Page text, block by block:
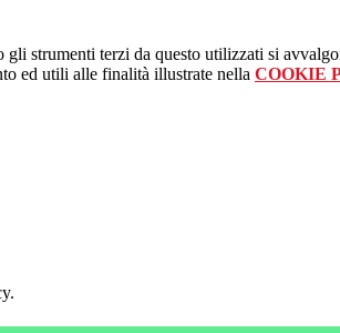
gli strumenti terzi da questo utilizzati si
ed utili alle finalità illustrate nella COOKIE